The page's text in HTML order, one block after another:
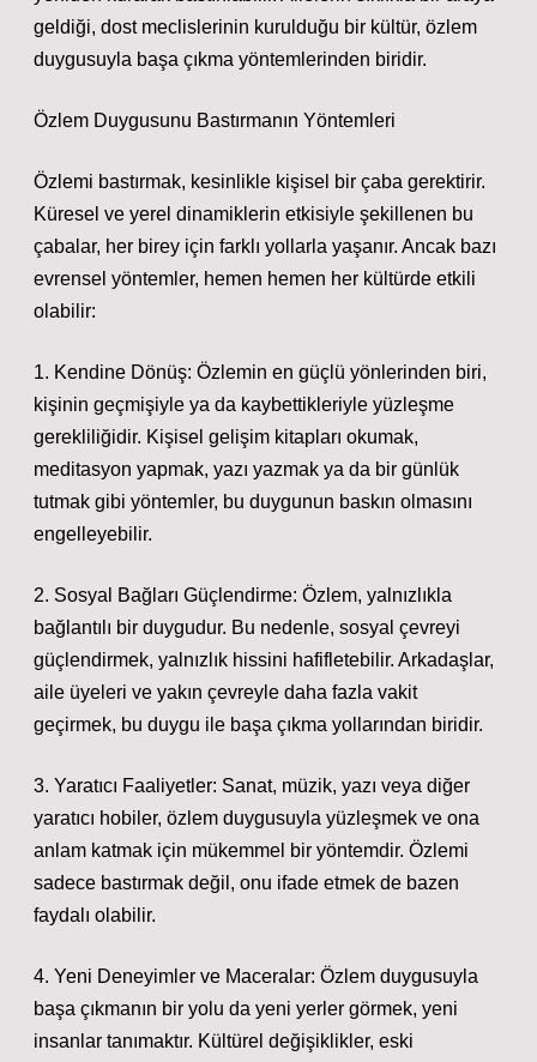
geldiği, dost meclislerinin kurulduğu bir kültür, özlem
duygusuyla başa çıkma yöntemlerinden biridir.
Özlem Duygusunu Bastırmanın Yöntemleri
Özlemi bastırmak, kesinlikle kişisel bir çaba gerektirir.
Küresel ve yerel dinamiklerin etkisiyle şekillenen bu
çabalar, her birey için farklı yollarla yaşanır. Ancak bazı
evrensel yöntemler, hemen hemen her kültürde etkili
olabilir:
1. Kendine Dönüş: Özlemin en güçlü yönlerinden biri,
kişinin geçmişiyle ya da kaybettikleriyle yüzleşme
gerekliliğidir. Kişisel gelişim kitapları okumak,
meditasyon yapmak, yazı yazmak ya da bir günlük
tutmak gibi yöntemler, bu duygunun baskın olmasını
engelleyebilir.
2. Sosyal Bağları Güçlendirme: Özlem, yalnızlıkla
bağlantılı bir duygudur. Bu nedenle, sosyal çevreyi
güçlendirmek, yalnızlık hissini hafifletebilir. Arkadaşlar,
aile üyeleri ve yakın çevreyle daha fazla vakit
geçirmek, bu duygu ile başa çıkma yollarından biridir.
3. Yaratıcı Faaliyetler: Sanat, müzik, yazı veya diğer
yaratıcı hobiler, özlem duygusuyla yüzleşmek ve ona
anlam katmak için mükemmel bir yöntemdir. Özlemi
sadece bastırmak değil, onu ifade etmek de bazen
faydalı olabilir.
4. Yeni Deneyimler ve Maceralar: Özlem duygusuyla
başa çıkmanın bir yolu da yeni yerler görmek, yeni
insanlar tanımaktır. Kültürel değişiklikler, eski